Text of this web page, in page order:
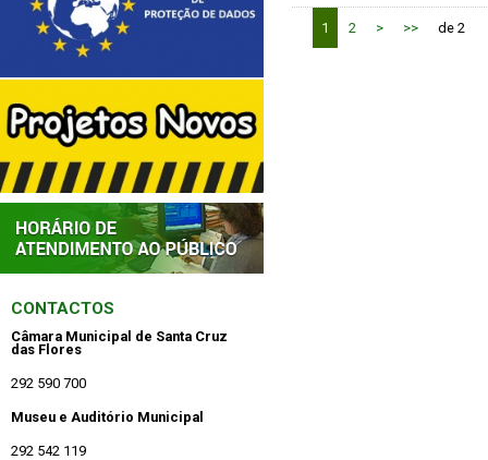
CONTACTOS
Câmara Municipal de Santa Cruz
das Flores
292 590 700
Museu e Auditório Municipal
292 542 119
1 2 > >> de 2